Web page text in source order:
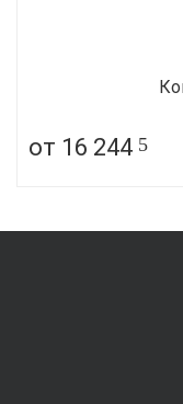
от 16 244 5